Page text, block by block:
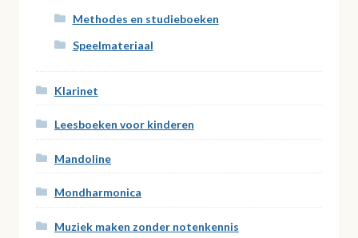
Methodes en studieboeken
Speelmateriaal
Klarinet
Leesboeken voor kinderen
Mandoline
Mondharmonica
Muziek maken zonder notenkennis